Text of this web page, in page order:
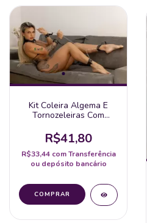
Kit Coleira Algema E
Tornozeleiras Com
R$41,80
R$33,44 com Transferência
ou depósito bancário